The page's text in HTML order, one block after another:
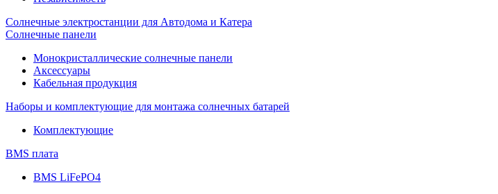
Солнечные электростанции для Автодома и Катера
Солнечные панели
Монокристаллические солнечные панели
Аксессуары
Кабельная продукция
Наборы и комплектующие для монтажа солнечных батарей
Комплектующие
BMS плата
BMS LiFePO4